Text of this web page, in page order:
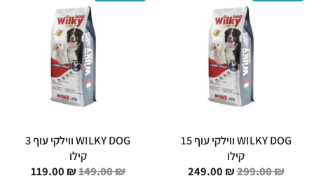
WILKY DOG ווילקי עוף 15
קילו
299.00₪
היה:
299.00 ₪.
249.00 ₪
WILKY DOG ווילקי עוף 3
קילו
149.00₪
היה:
149.00 ₪.
119.00 ₪